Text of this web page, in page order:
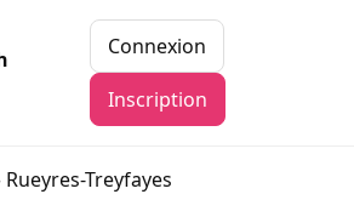
Connexion
Inscription
Rueyres-Treyfayes